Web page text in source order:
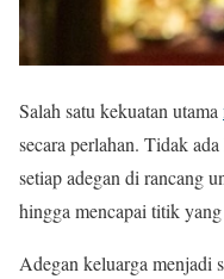
Salah satu kekuatan utama
secara perlahan. Tidak
setiap adegan di rancang
hingga mencapai titik
Adegan keluarga menjadi